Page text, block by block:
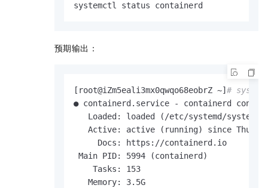
systemctl status containerd
预期输出：
[root@iZm5eali3mx0qwqo68eobrZ ~] #
● containerd.service - containerd
Loaded: loaded (/etc/systemd/system/
Active: active (running) since Thu
     Docs: https://containerd.io
Main PID: 5994 (containerd)
    Tasks: 153
   Memory: 3.5G